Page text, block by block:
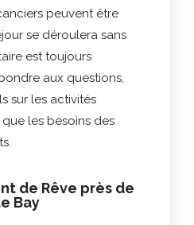
peuvent être
se déroulera sans
est toujours
aux questions,
sur les activités
que les besoins des
de Rêve près de
Bay